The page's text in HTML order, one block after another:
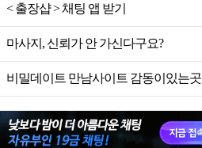
< 출장샵 > 채팅 앱 받기
마사지, 신뢰가 안 가신다구요?
비밀데이트 만남사이트 감동이있는곳